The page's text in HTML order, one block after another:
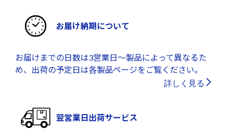
お届け納期について
お届けまでの日数は3営業日～製品によって異なるた
め、出荷の予定日は各製品ページをご覧ください。
詳しく見る
翌営業日出荷サービス